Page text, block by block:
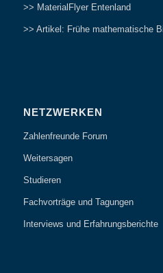
>> MaterialFlyer Entenland
>> Artikel: Frühe mathematische
NETZWERKEN
Zahlenfreunde Forum
Weitersagen
Studieren
Fachvorträge und Tagungen
Interviews und Erfahrungsberichte